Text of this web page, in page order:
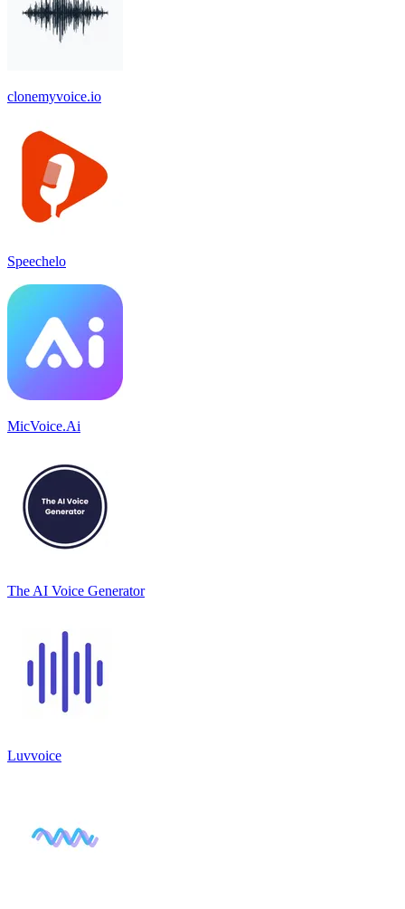
clonemyvoice.io
Speechelo
MicVoice.Ai
The AI Voice Generator
Luvvoice